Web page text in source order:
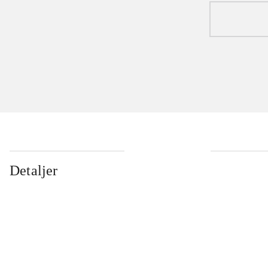
Detaljer